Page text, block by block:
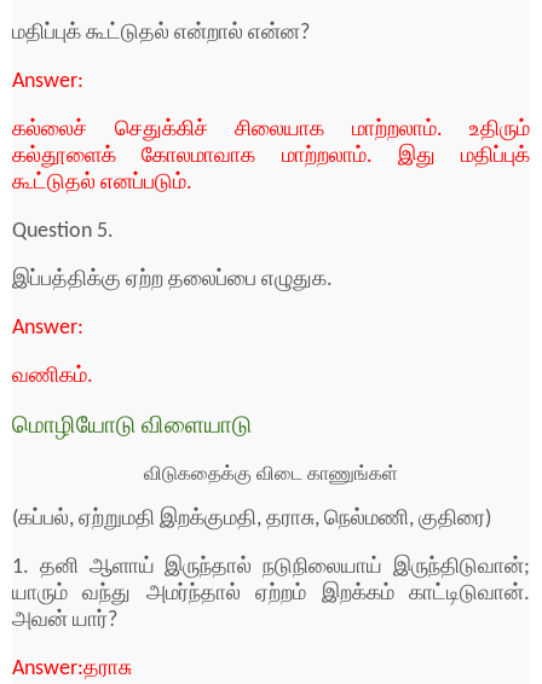
மதிப்புக் கூட்டுதல் என்றால் என்ன?
Answer:
கல்லைச் செதுக்கிச் சிலையாக மாற்றலாம். உதிரும்
கல்தூளைக் கோலமாவாக மாற்றலாம். இது மதிப்புக்
கூட்டுதல் எனப்படும்.
Question 5.
இப்பத்திக்கு ஏற்ற தலைப்பை எழுதுக.
Answer:
வணிகம்.
மொழியோடு விளையாடு
விடுகதைக்கு விடை காணுங்கள்
(கப்பல், ஏற்றுமதி இறக்குமதி, தராசு, நெல்மணி, குதிரை)
1. தனி ஆளாய் இருந்தால் நடுநிலையாய் இருந்திடுவான்;
யாரும் வந்து அமர்ந்தால் ஏற்றம் இறக்கம் காட்டிடுவான்.
அவன் யார்?
Answer:தராசு